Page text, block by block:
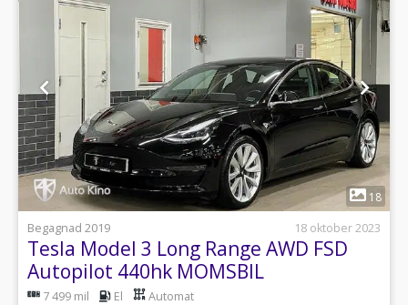
1
18
Begagnad 2019
18 oktober 2023
Tesla Model 3 Long Range AWD FSD
Autopilot 440hk MOMSBIL
7 499 mil El Automat